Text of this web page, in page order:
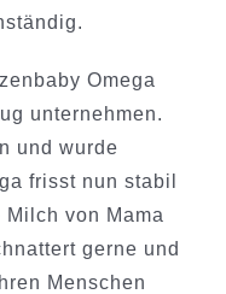
Omega
unternehmen.
und wurde
frisst nun stabil
von Mama
gerne und
Menschen